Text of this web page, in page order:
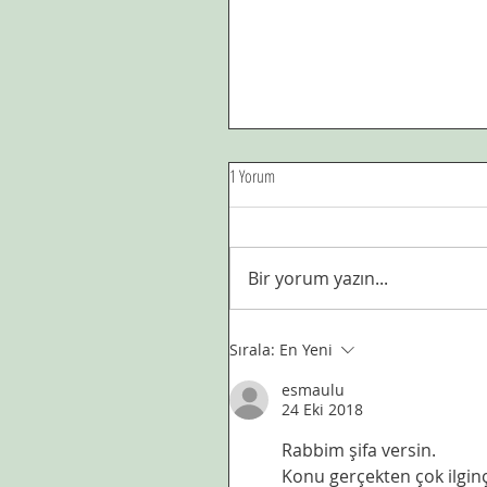
Sahte anılar,hayal kişilikler...
1 Yorum
Bir yorum yazın...
Sırala: En Yeni
esmaulu
24 Eki 2018
Rabbim şifa versin.
Konu gerçekten çok